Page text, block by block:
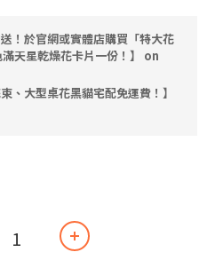
送！於官網或實體店購買「特大花
天星乾燥花卡片一份！】 on
束、大型桌花黑貓宅配免運費！】